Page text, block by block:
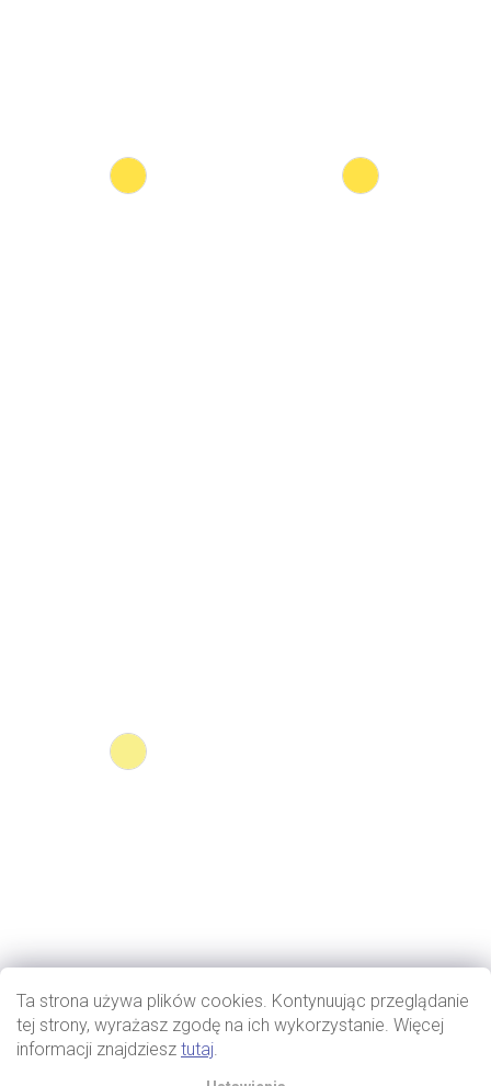
Ta strona używa plików cookies. Kontynuując przeglądanie
tej strony, wyrażasz zgodę na ich wykorzystanie. Więcej
informacji znajdziesz tutaj.